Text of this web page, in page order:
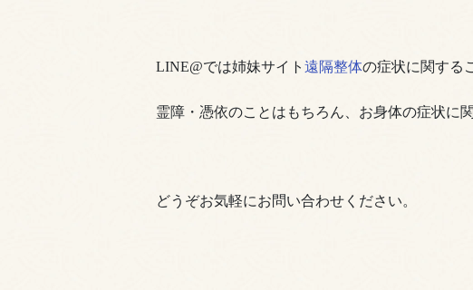
LINE@では姉妹サイト 遠隔整体の症状に関する
霊障・憑依のことはもちろん、お身体の症状に
どうぞお気軽にお問い合わせください。